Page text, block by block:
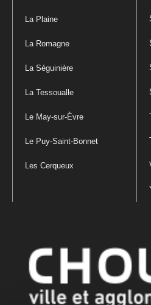
La Plaine
La Romagne
La Séguinière
La Tessoualle
Le May-sur-Èvre
Le Puy-Saint-Bonnet
Les Cerqueux